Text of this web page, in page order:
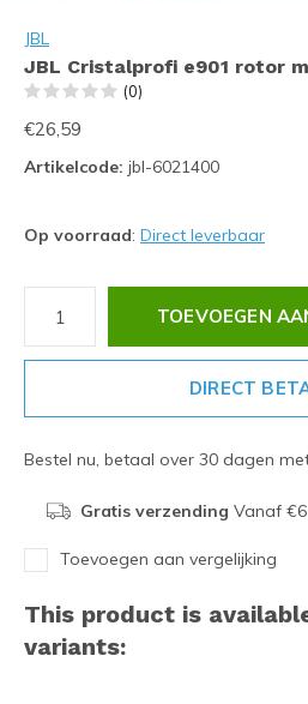
JBL
JBL Cristalprofi e901 rotor
(0)
€26,59
Artikelcode: jbl-6021400
Op voorraad: Direct leverbaar
TOEVOEGEN
DIRECT
Bestel nu, betaal over 30 dagen
Gratis verzending Vanaf
Toevoegen aan vergelijking
This product is
variants: